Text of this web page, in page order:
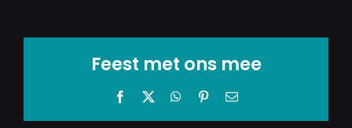
Feest met ons mee
Facebook WhatsApp
Pinterest
E-